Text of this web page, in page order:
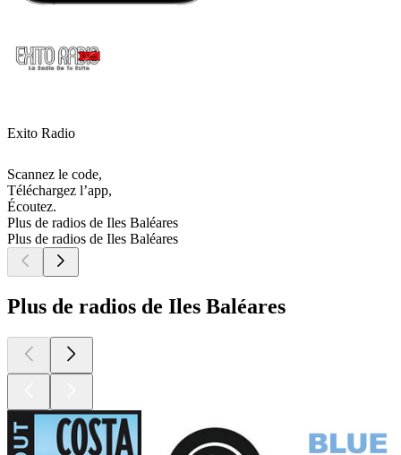
Exito Radio
Scannez le code,
Téléchargez l’app,
Écoutez.
Plus de radios de Iles Baléares
Plus de radios de Iles Baléares
Plus de radios de Iles Baléares